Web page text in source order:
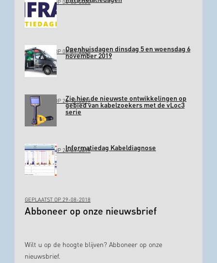
GEPLAATST OP 04-03-2020
GEPLAATST OP 09-01-2020Openhuisdagen dinsdag 5 en woensdag 6
november 2019
GEPLAATST OP 24-10-2019Zie hier de nieuwste ontwikkelingen op
gebied van kabelzoekers met de vLoc3
serie
GEPLAATST OP 24-01-2019Informatiedag Kabeldiagnose
GEPLAATST OP 29-08-2018
Abboneer op onze nieuwsbrief
Wilt u op de hoogte blijven? Abboneer op onze
nieuwsbrief.